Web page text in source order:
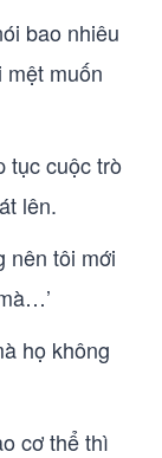
bao nhiêu
muốn
tục cuộc trò
lên.
nên tôi mới
họ không
cơ thể thì